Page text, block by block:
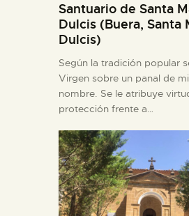
Santuario de Santa
Dulcis (Buera, Santa
Dulcis)
Según la tradición popular
Virgen sobre un panal de
nombre. Se le atribuye
protección frente a…